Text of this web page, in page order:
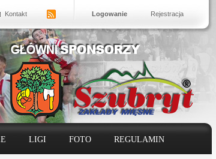
Kontakt Logowanie Rejestracja
LIGI FOTO REGULAMIN